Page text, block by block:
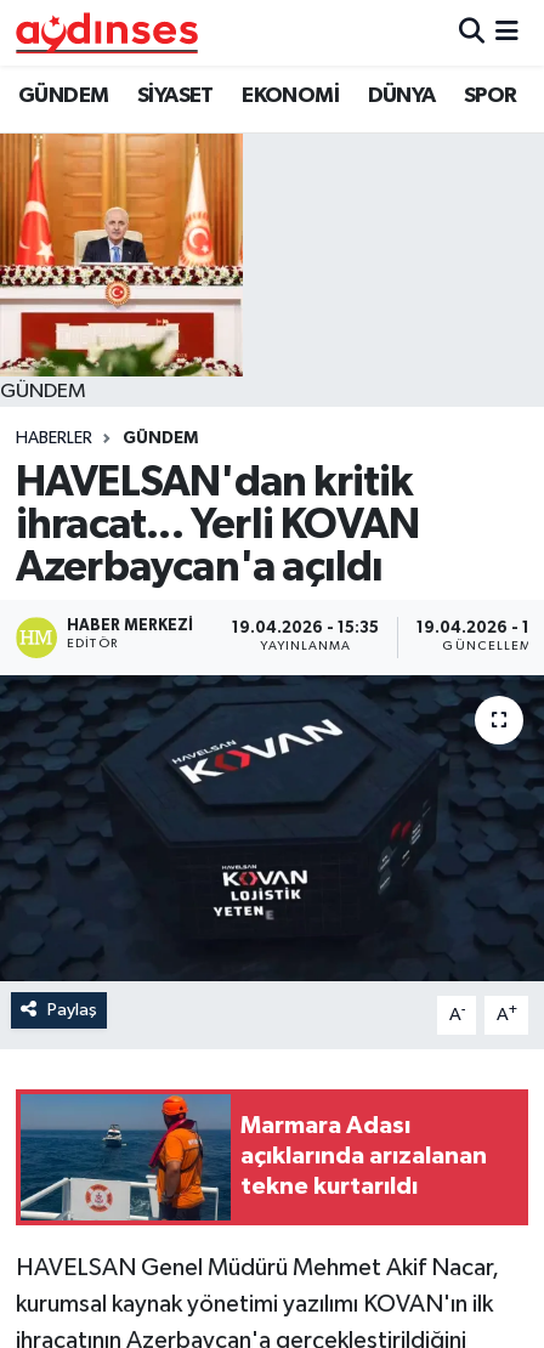
GÜNDEM SİYASET EKONOMİ DÜNYA SPOR
GÜNDEM
HABERLER GÜNDEM
HAVELSAN'dan kritik
ihracat... Yerli KOVAN
Azerbaycan'a açıldı
HABER MERKEZI
EDITÖR
19.04.2026 - 15:35
YAYINLANMA
19.04.2026 -
GÜNCELLEME
Paylaş A- A+
Marmara Adası
açıklarında arızalanan
tekne kurtarıldı
HAVELSAN Genel Müdürü Mehmet Akif Nacar,
kurumsal kaynak yönetimi yazılımı KOVAN'ın ilk
ihracatının Azerbaycan'a gerçekleştirildiğini
GÜNDEM
SİYASET
EKONOMİ
DÜNYA
SPOR
MAGAZİN
YAŞAM
Nöbetçi Eczaneler
Hava Durumu
Aydin Namaz Vakitleri
Trafik Durumu
Süper Lig Puan Durumu ve Fikstür
Tüm Manşetler
Son Dakika Haberleri
Haber Arşivi